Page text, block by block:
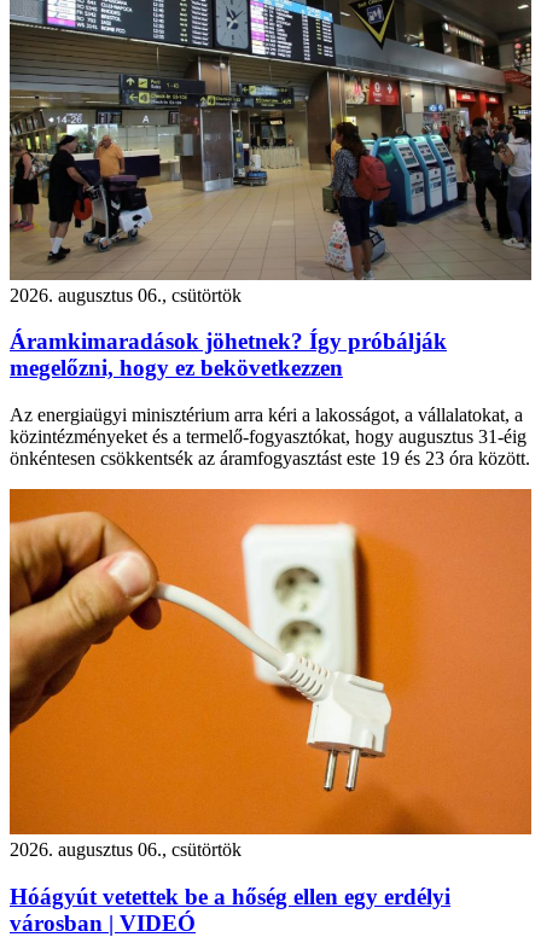
2026. augusztus 06., csütörtök
Áramkimaradások jöhetnek? Így próbálják
megelőzni, hogy ez bekövetkezzen
Az energiaügyi minisztérium arra kéri a lakosságot, a vállalatokat, a
közintézményeket és a termelő-fogyasztókat, hogy augusztus 31-éig
önkéntesen csökkentsék az áramfogyasztást este 19 és 23 óra között.
2026. augusztus 06., csütörtök
Hóágyút vetettek be a hőség ellen egy erdélyi
városban | VIDEÓ